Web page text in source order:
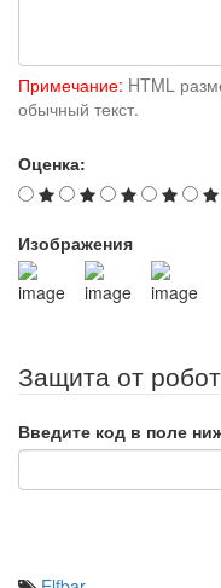
Примечание: HTML
обычный текст.
Оценка:
Изображения
Защита от
Введите код в поле